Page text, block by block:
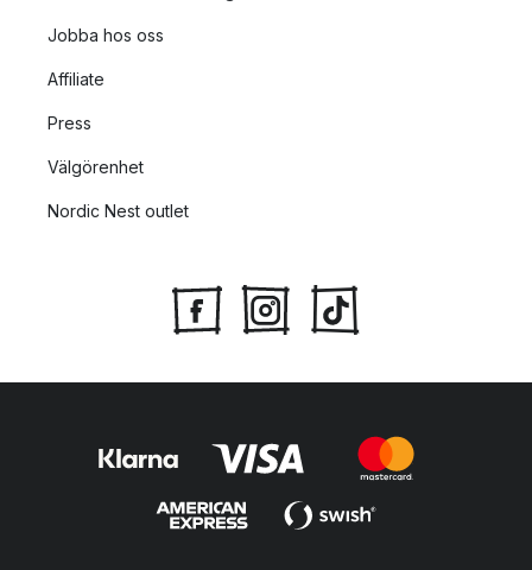
Jobba hos oss
Affiliate
Press
Välgörenhet
Nordic Nest outlet